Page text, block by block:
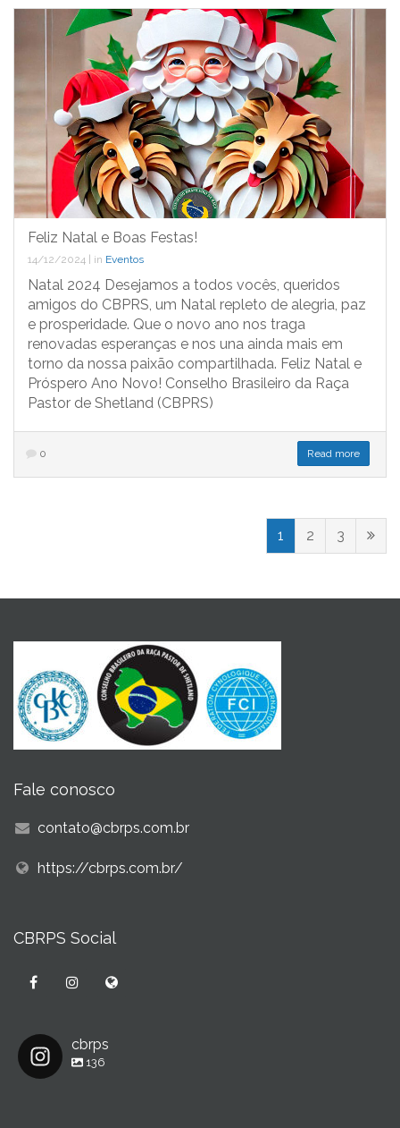
Feliz Natal e Boas Festas!
14/12/2024 in Eventos
Natal 2024 Desejamos a todos vocês, queridos
amigos do CBPRS, um Natal repleto de alegria, paz
e prosperidade. Que o novo ano nos traga
renovadas esperanças e nos una ainda mais em
torno da nossa paixão compartilhada. Feliz Natal e
Próspero Ano Novo! Conselho Brasileiro da Raça
Pastor de Shetland (CBPRS)
0 Read more
1 2 3
Fale conosco
contato@cbrps.com.br
https://cbrps.com.br/
CBRPS Social
cbrps
136